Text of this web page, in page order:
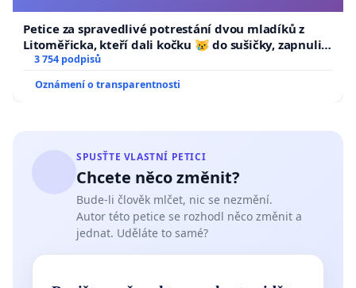
Petice za spravedlivé potrestání dvou mladíků z
Litoměřicka, kteří dali kočku 😿 do sušičky, zapnuli ji
a umírání zvířete natočili.
3 754 podpisů
Oznámení o transparentnosti
SPUSŤTE VLASTNÍ PETICI
Chcete něco změnit?
Bude-li člověk mlčet, nic se nezmění.
Autor této petice se rozhodl něco změnit a
jednat. Uděláte to samé?